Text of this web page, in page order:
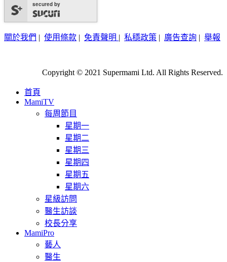
secured by
關於我們 | 使用條款 | 免責聲明 | 私穩政策 | 廣告查詢 | 舉報
Copyright © 2021 Supermami Ltd. All Rights Reserved.
首頁
MamiTV
每周節目
星期一
星期二
星期三
星期四
星期五
星期六
星級訪問
醫生訪談
校長分享
MamiPro
藝人
醫生